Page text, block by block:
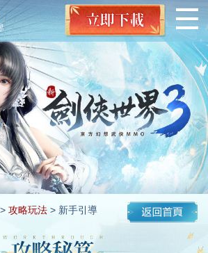
攻略玩法> 新手引導